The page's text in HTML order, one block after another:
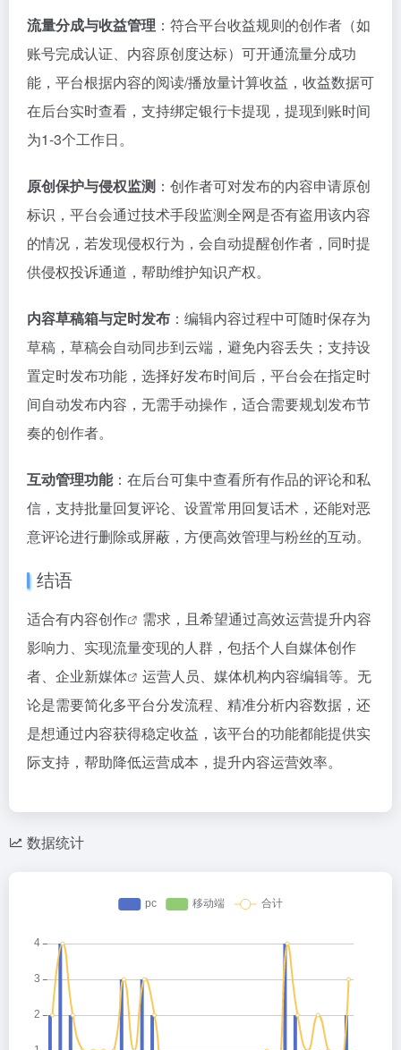
流量分成与收益管理 ：符合平台收益规则的创作者（如
账号完成认证、内容原创度达标）可开通流量分成功
能，平台根据内容的阅读/播放量计算收益，收益数据可
在后台实时查看，支持绑定银行卡提现，提现到账时间
为1-3个工作日。
原创保护与侵权监测 ：创作者可对发布的内容申请原创
标识，平台会通过技术手段监测全网是否有盗用该内容
的情况，若发现侵权行为，会自动提醒创作者，同时提
供侵权投诉通道，帮助维护知识产权。
内容草稿箱与定时发布 ：编辑内容过程中可随时保存为
草稿，草稿会自动同步到云端，避免内容丢失；支持设
置定时发布功能，选择好发布时间后，平台会在指定时
间自动发布内容，无需手动操作，适合需要规划发布节
奏的创作者。
互动管理功能：在后台可集中查看所有作品的评论和私
信，支持批量回复评论、设置常用回复话术，还能对恶
意评论进行删除或屏蔽，方便高效管理与粉丝的互动。
结语
适合有内容创作
需求，且希望通过高效运营提升内容
影响力、实现流量变现的人群，包括个人自媒体创作
者、企业新媒体
运营人员、媒体机构内容编辑等。无
论是需要简化多平台分发流程、精准分析内容数据，还
是想通过内容获得稳定收益，该平台的功能都能提供实
际支持，帮助降低运营成本，提升内容运营效率。
数据统计